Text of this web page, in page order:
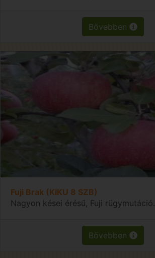
Bővebben
Fuji Brak (KIKU 8 SZB)
Nagyon kései érésű, Fuji rügymutáció.
Bővebben